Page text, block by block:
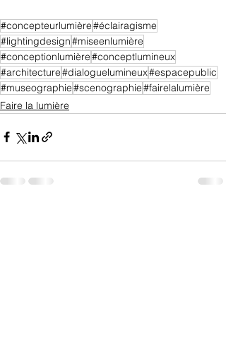
#concepteurlumière#éclairagisme
#lightingdesign#miseenlumière
#conceptionlumière#conceptlumineux
#architecture#dialoguelumineux#espacepublic
#museographie#scenographie#fairelalumière
Faire la lumière